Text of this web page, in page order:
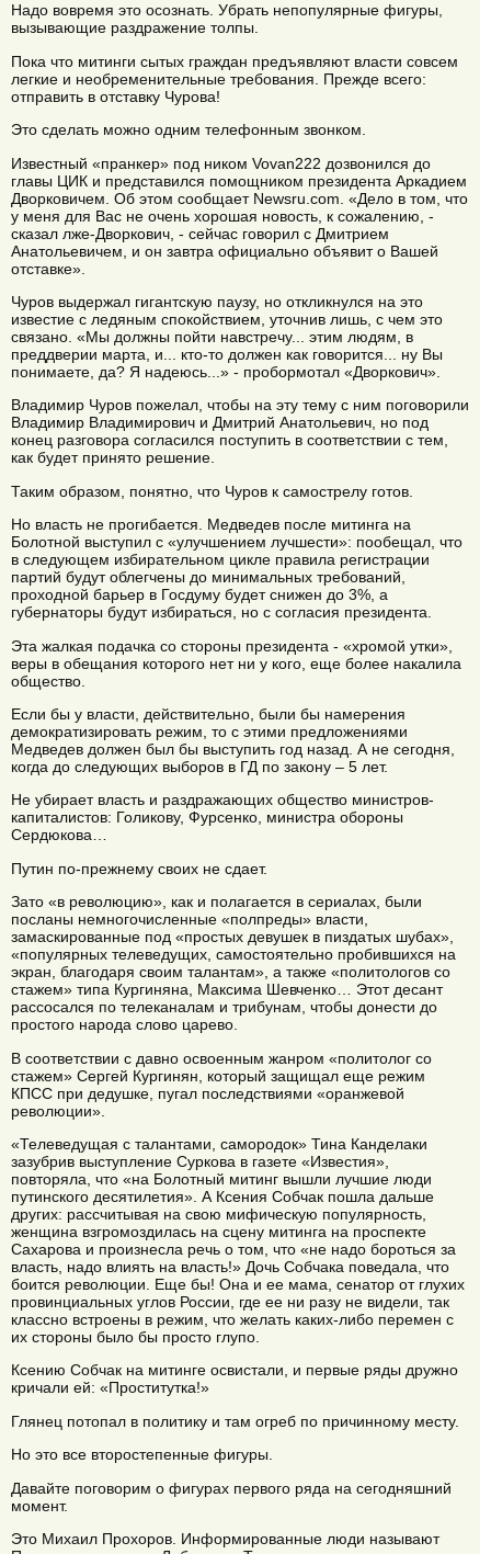
Надо вовремя это осознать. Убрать непопулярные фигуры,
вызывающие раздражение толпы.
Пока что митинги сытых граждан предъявляют власти совсем
легкие и необременительные требования. Прежде всего:
отправить в отставку Чурова!
Это сделать можно одним телефонным звонком.
Известный «пранкер» под ником Vovan222 дозвонился до
главы ЦИК и представился помощником президента Аркадием
Дворковичем. Об этом сообщает Newsru.com. «Дело в том, что
у меня для Вас не очень хорошая новость, к сожалению, -
сказал лже-Дворкович, - сейчас говорил с Дмитрием
Анатольевичем, и он завтра официально объявит о Вашей
отставке».
Чуров выдержал гигантскую паузу, но откликнулся на это
известие с ледяным спокойствием, уточнив лишь, с чем это
связано. «Мы должны пойти навстречу... этим людям, в
преддверии марта, и... кто-то должен как говорится... ну Вы
понимаете, да? Я надеюсь...» - пробормотал «Дворкович».
Владимир Чуров пожелал, чтобы на эту тему с ним поговорили
Владимир Владимирович и Дмитрий Анатольевич, но под
конец разговора согласился поступить в соответствии с тем,
как будет принято решение.
Таким образом, понятно, что Чуров к самострелу готов.
Но власть не прогибается. Медведев после митинга на
Болотной выступил с «улучшением лучшести»: пообещал, что
в следующем избирательном цикле правила регистрации
партий будут облегчены до минимальных требований,
проходной барьер в Госдуму будет снижен до 3%, а
губернаторы будут избираться, но с согласия президента.
Эта жалкая подачка со стороны президента - «хромой утки»,
веры в обещания которого нет ни у кого, еще более накалила
общество.
Если бы у власти, действительно, были бы намерения
демократизировать режим, то с этими предложениями
Медведев должен был бы выступить год назад. А не сегодня,
когда до следующих выборов в ГД по закону – 5 лет.
Не убирает власть и раздражающих общество министров-
капиталистов: Голикову, Фурсенко, министра обороны
Сердюкова…
Путин по-прежнему своих не сдает.
Зато «в революцию», как и полагается в сериалах, были
посланы немногочисленные «полпреды» власти,
замаскированные под «простых девушек в пиздатых шубах»,
«популярных телеведущих, самостоятельно пробившихся на
экран, благодаря своим талантам», а также «политологов со
стажем» типа Кургиняна, Максима Шевченко… Этот десант
рассосался по телеканалам и трибунам, чтобы донести до
простого народа слово царево.
В соответствии с давно освоенным жанром «политолог со
стажем» Сергей Кургинян, который защищал еще режим
КПСС при дедушке, пугал последствиями «оранжевой
революции».
«Телеведущая с талантами, самородок» Тина Канделаки
зазубрив выступление Суркова в газете «Известия»,
повторяла, что «на Болотный митинг вышли лучшие люди
путинского десятилетия». А Ксения Собчак пошла дальше
других: рассчитывая на свою мифическую популярность,
женщина взгромоздилась на сцену митинга на проспекте
Сахарова и произнесла речь о том, что «не надо бороться за
власть, надо влиять на власть!» Дочь Собчака поведала, что
боится революции. Еще бы! Она и ее мама, сенатор от глухих
провинциальных углов России, где ее ни разу не видели, так
классно встроены в режим, что желать каких-либо перемен с
их стороны было бы просто глупо.
Ксению Собчак на митинге освистали, и первые ряды дружно
кричали ей: «Проститутка!»
Глянец потопал в политику и там огреб по причинному месту.
Но это все второстепенные фигуры.
Давайте поговорим о фигурах первого ряда на сегодняшний
момент.
Это Михаил Прохоров. Информированные люди называют